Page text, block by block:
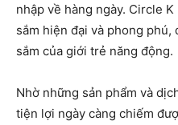
nhập về hàng ngày. Circle
sắm hiện đại và phong phú,
sắm của giới trẻ năng động.
Nhờ những sản phẩm và
tiện lợi ngày càng chiếm